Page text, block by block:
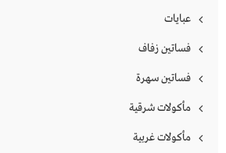
عبايات
فساتين زفاف
فساتين سهرة
مأكولات شرقية
مأكولات غربية